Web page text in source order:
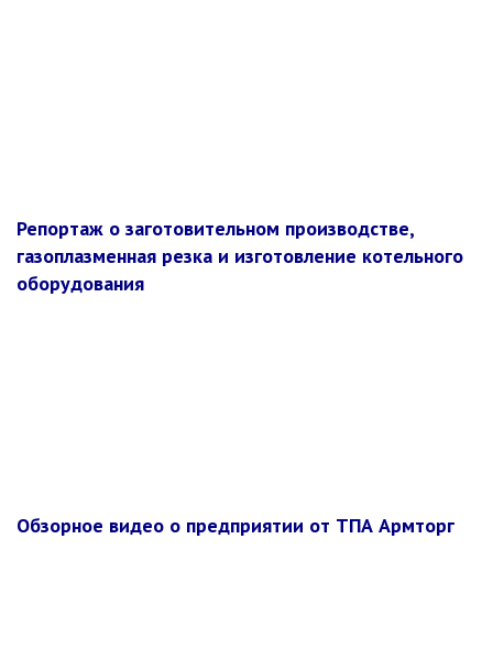
Репортаж о заготовительном производстве,
газоплазменная резка и изготовление котельного
оборудования
Обзорное видео о предприятии от ТПА Армторг